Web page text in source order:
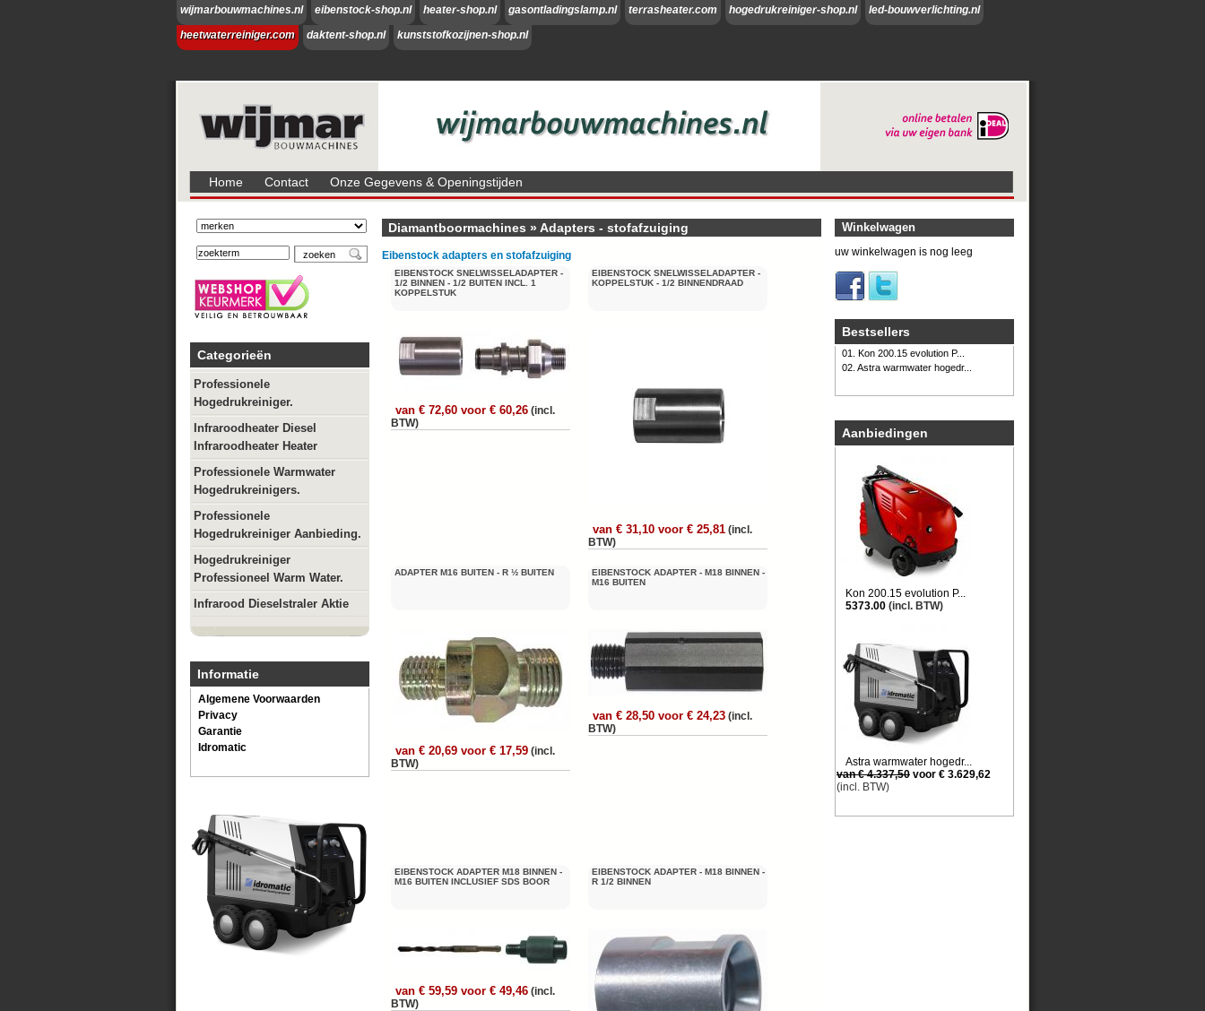
wijmarbouwmachines.nl eibenstock-shop.nl heater-shop.nl gasontladingslamp.nl terrasheater.com hogedrukreiniger-shop.nl
led-bouwverlichting.nl
heetwaterreiniger.com
daktent-shop.nl kunststofkozijnen-shop.nl
Home Contact Onze Gegevens & Openingstijden
Categorieën
Professionele
Hogedrukreiniger.
Infraroodheater Diesel
Infraroodheater Heater
Professionele Warmwater
Hogedrukreinigers.
Professionele
Hogedrukreiniger Aanbieding.
Hogedrukreiniger
Professioneel Warm Water.
Infrarood Dieselstraler Aktie
Informatie
Algemene Voorwaarden
Privacy
Garantie
Idromatic
Diamantboormachines » Adapters - stofafzuiging
Eibenstock adapters en stofafzuiging
EIBENSTOCK SNELWISSELADAPTER -
1/2 BINNEN - 1/2 BUITEN INCL. 1
KOPPELSTUK
van € 72,60 voor € 60,26 (incl.
BTW)
EIBENSTOCK SNELWISSELADAPTER -
KOPPELSTUK - 1/2 BINNENDRAAD
van € 31,10 voor € 25,81 (incl.
BTW)
ADAPTER M16 BUITEN - R ½ BUITEN
van € 20,69 voor € 17,59 (incl.
BTW)
EIBENSTOCK ADAPTER - M18 BINNEN -
M16 BUITEN
van € 28,50 voor € 24,23 (incl.
BTW)
EIBENSTOCK ADAPTER M18 BINNEN -
M16 BUITEN INCLUSIEF SDS BOOR
van € 59,59 voor € 49,46 (incl.
BTW)
EIBENSTOCK ADAPTER - M18 BINNEN -
R 1/2 BINNEN
Winkelwagen
uw winkelwagen is nog leeg
Bestsellers
01. Kon 200.15 evolution P...
02. Astra warmwater hogedr...
Aanbiedingen
Kon 200.15 evolution P...
5373.00 (incl. BTW)
Astra warmwater hogedr...
van € 4.337,50 voor € 3.629,62
(incl. BTW)